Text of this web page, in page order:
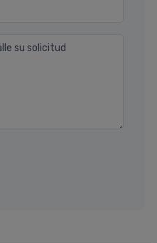
su solicitud